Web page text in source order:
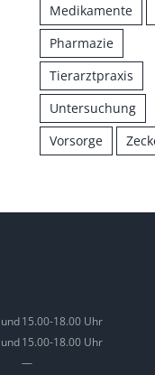
Medikamente
Pharmazie
Tierarztpraxis
Untersuchung
Vorsorge
und15.00-18.00 Uhr
und15.00-18.00 Uhr
—